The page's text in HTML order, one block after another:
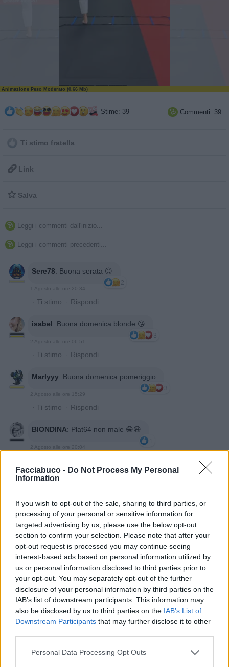
Facciabuco - Do Not Process My Personal
Information
If you wish to opt-out of the sale, sharing to third parties, or
processing of your personal or sensitive information for
targeted advertising by us, please use the below opt-out
section to confirm your selection. Please note that after your
opt-out request is processed you may continue seeing
interest-based ads based on personal information utilized by
us or personal information disclosed to third parties prior to
your opt-out. You may separately opt-out of the further
disclosure of your personal information by third parties on the
IAB’s list of downstream participants. This information may
also be disclosed by us to third parties on the IAB’s List of
Downstream Participants that may further disclose it to other
Personal Data Processing Opt Outs
Animazione Peso Moderato (0.66 Mb)
Stime: 39  Commenti: 39
Ti stimo fratella
 Link
 Salva
 Leggi i commenti dall'inizio...
 Leggi i commenti precedenti...
Sere78: Buona serata 😊
2
1 Agosto alle ore 20:34
· Ti stimo · Rispondi
isabel: Buona domenica blonde 😘
3
2 Agosto alle ore 06:51
· Ti stimo · Rispondi
Marlyyy: Buona domenica pomeriggio
3
2 Agosto alle ore 15:29
· Ti stimo · Rispondi
BIONDINA: Plat64 non male 😁😆
1
2 Agosto alle ore 20:04
Plat64:BIONDINA immagino...🤗beato lui...😋
3 Agosto alle ore 08:11
·Ti stimo·Rispondi
Yoyo68:😍😍😍
1
·Ti stimo ·Rispondi
Chiacchiera
isabel livello 15
29 Luglio- 5.520 visualizzazioni
Ed ecco a voi Ghibellino:"LA LEGGENDA "raga vo raccomando 😂